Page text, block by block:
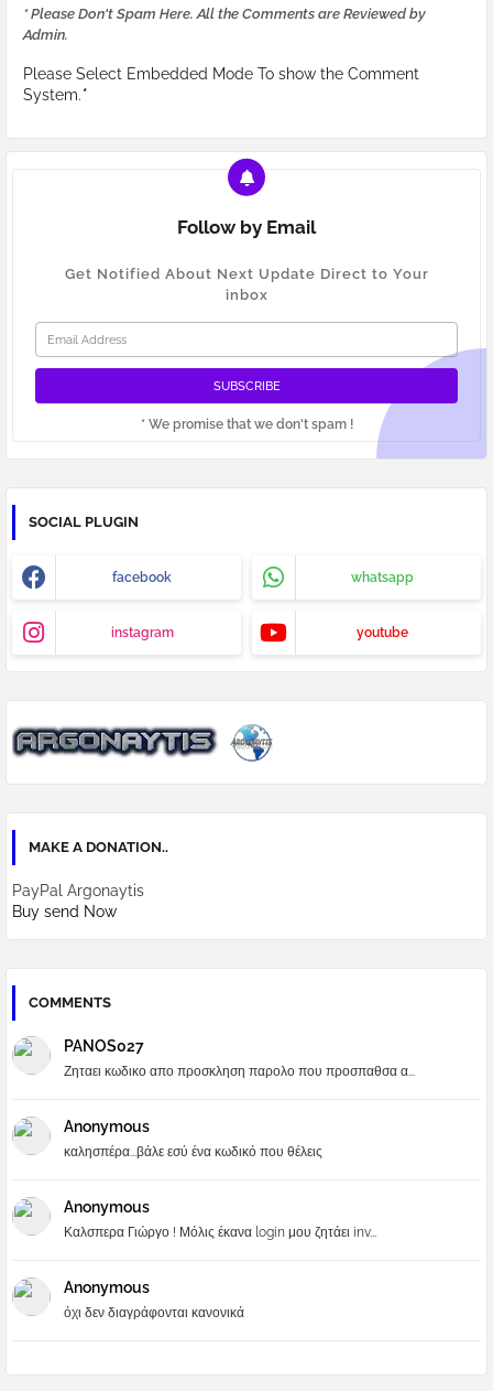
* Please Don't Spam Here. All the Comments are Reviewed by
Admin.
Please Select Embedded Mode To show the Comment
System.*
Follow by Email
Get Notified About Next Update Direct to Your
inbox
* We promise that we don't spam !
SOCIAL PLUGIN
facebook whatsapp
instagram youtube
MAKE A DONATION..
PayPal Argonaytis
Buy send Now
COMMENTS
PANOS027
Ζηταει κωδικο απο προσκληση παρολο που προσπαθσα α...
Anonymous
καλησπέρα...βάλε εσύ ένα κωδικό που θέλεις
Anonymous
Καλσπερα Γιώργο ! Μόλις έκανα login μου ζητάει inv...
Anonymous
όχι δεν διαγράφονται κανονικά